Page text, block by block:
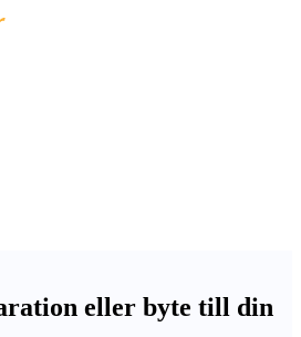
eller byte till din